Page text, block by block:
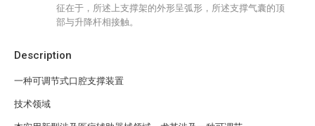
Description
一种可调节式口腔支撑装置
技术领域
征在于，所述上支撑架的外形呈弧形，所述支撑气囊的顶
部与升降杆相接触。